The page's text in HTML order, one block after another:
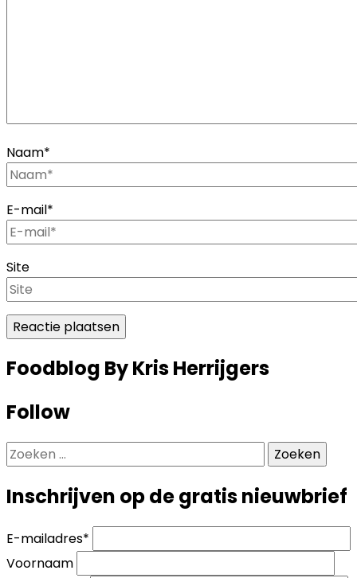
Naam*
E-mail*
Site
Foodblog By Kris Herrijgers
Follow
Zoeken
naar:
Inschrijven op de gratis nieuwbrief
E-mailadres*
Voornaam